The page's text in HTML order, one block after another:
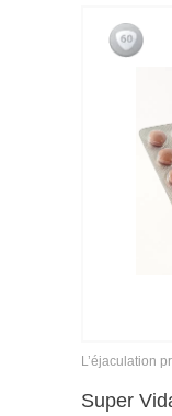
L’éjaculation
Super